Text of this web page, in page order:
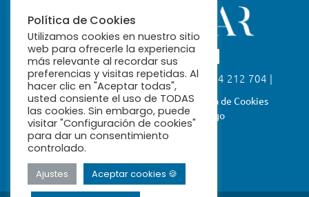
Calle Fabiola, 26. 41004 Sevilla | 954 212 704 |
ribamar@ribamar.org
Aviso LegalPolítica de PrivacidadPolítica de Cookies
Términos y Condiciones de Pago
Política de Cookies
Utilizamos cookies en nuestro sitio
web para ofrecerle la experiencia
más relevante al recordar sus
preferencias y visitas repetidas. Al
hacer clic en "Aceptar todas",
usted consiente el uso de TODAS
las cookies. Sin embargo, puede
visitar "Configuración de cookies"
para dar un consentimiento
controlado.
Ajustes Aceptar cookies 🍪